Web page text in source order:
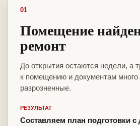
01
Помещение
ремонт
До открытия остаются недели, а
к помещению и документам много
разрозненные.
РЕЗУЛЬТАТ
Составляем план подготовки с